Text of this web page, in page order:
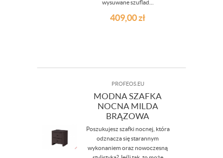
wysuwane szuflad...
409,00zł
PROFEOS.EU
MODNA SZAFKA
NOCNA MILDA
BRĄZOWA
Poszukujesz szafki nocnej, która
odznacza się starannym
wykonaniem oraz nowoczesną